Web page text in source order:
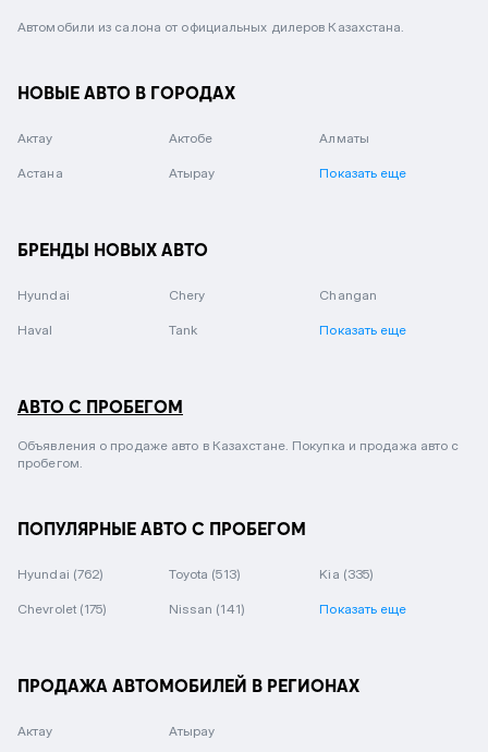
Автомобили из салона от официальных дилеров Казахстана.
НОВЫЕ АВТО В ГОРОДАХ
Актау Актобе Алматы
Астана Атырау Показать еще
БРЕНДЫ НОВЫХ АВТО
Hyundai Chery Changan
Haval Tank Показать еще
АВТО С ПРОБЕГОМ
Объявления о продаже авто в Казахстане. Покупка и продажа авто с
пробегом.
ПОПУЛЯРНЫЕ АВТО С ПРОБЕГОМ
Hyundai (762) Toyota (513) Kia (335)
Chevrolet (175) Nissan (141) Показать еще
ПРОДАЖА АВТОМОБИЛЕЙ В РЕГИОНАХ
Актау Атырау